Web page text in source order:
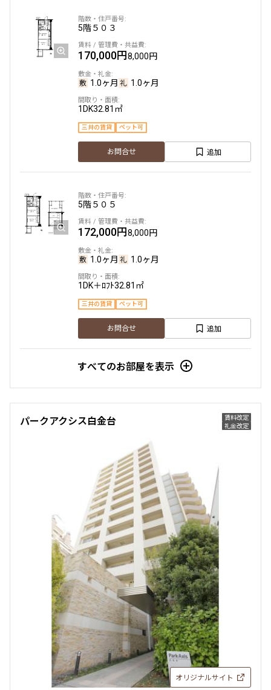
5階５０３
170,000円8,000円
1.0ヶ月 1.0ヶ月
1DK32.81㎡
三井の賃貸 ペット可
お問合せ 追加
5階５０５
172,000円8,000円
1.0ヶ月 1.0ヶ月
1DK＋ﾛﾌﾄ32.81㎡
三井の賃貸 ペット可
お問合せ 追加
すべてのお部屋を表示
賃料改定
礼金改定
パークアクシス白金台
オリジナルサイト